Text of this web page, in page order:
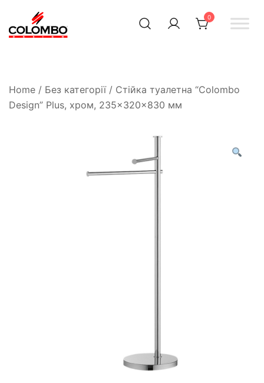
0
Home / Без категорії/ Стійка туалетна “Colombo
Design” Plus, хром, 235×320×830 мм